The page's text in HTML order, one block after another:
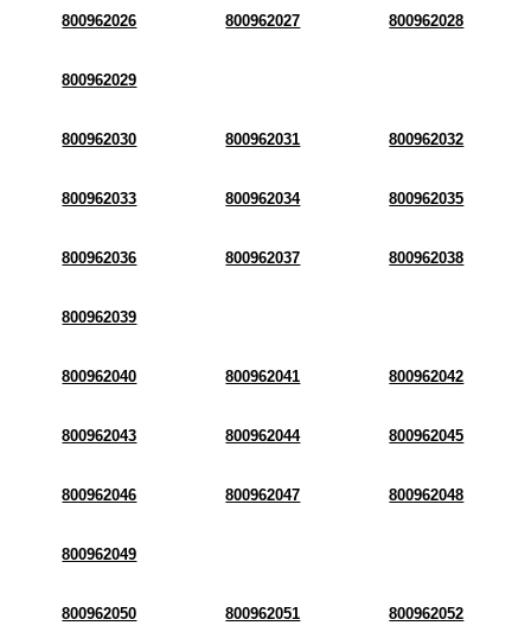
800962026 800962027 800962028
800962029
800962030 800962031 800962032
800962033 800962034 800962035
800962036 800962037 800962038
800962039
800962040 800962041 800962042
800962043 800962044 800962045
800962046 800962047 800962048
800962049
800962050 800962051 800962052